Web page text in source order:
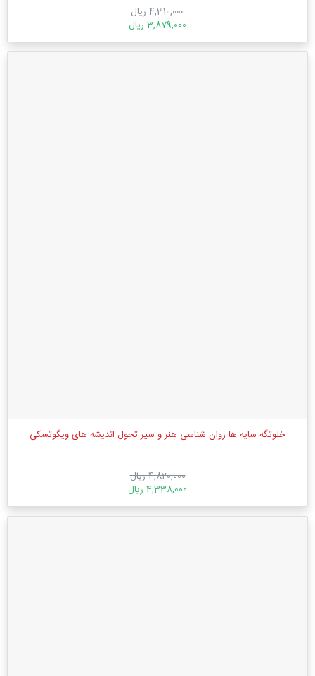
4,310,000 ریال
3,879,000 ریال
خلوتگه سایه ها روان شناسی هنر و سیر تحول اندیشه های ویگوتسکی
4,820,000 ریال
4,338,000 ریال